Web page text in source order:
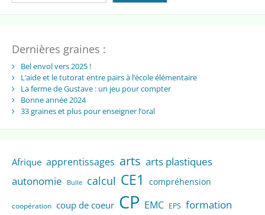
Dernières graines :
Bel envol vers 2025 !
L’aide et le tutorat entre pairs à l’école élémentaire
La ferme de Gustave : un jeu pour compter
Bonne année 2024
33 graines et plus pour enseigner l’oral
Afrique apprentissages arts arts plastiques
autonomie
Bulle calcul CE1 compréhension
coopération coup de coeur CP EMC EPS formation